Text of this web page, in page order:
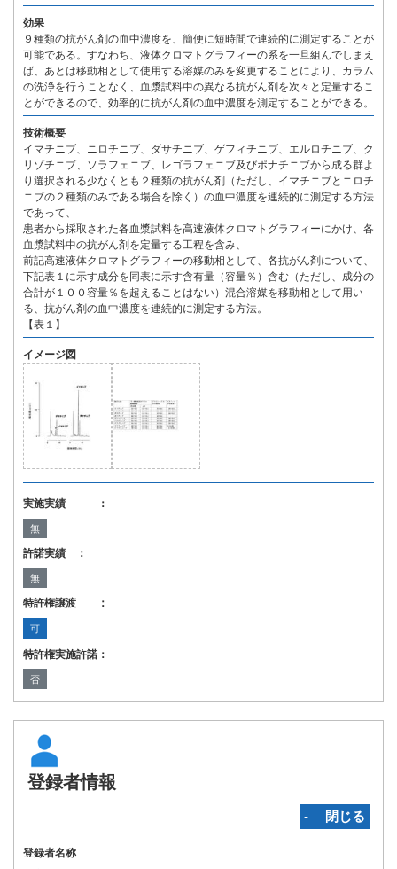
効果
９種類の抗がん剤の血中濃度を、簡便に短時間で連続的に測定することが
可能である。すなわち、液体クロマトグラフィーの系を一旦組んでしまえ
ば、あとは移動相として使用する溶媒のみを変更することにより、カラム
の洗浄を行うことなく、血漿試料中の異なる抗がん剤を次々と定量するこ
とができるので、効率的に抗がん剤の血中濃度を測定することができる。
技術概要
イマチニブ、ニロチニブ、ダサチニブ、ゲフィチニブ、エルロチニブ、ク
リゾチニブ、ソラフェニブ、レゴラフェニブ及びポナチニブから成る群よ
り選択される少なくとも２種類の抗がん剤（ただし、イマチニブとニロチ
ニブの２種類のみである場合を除く）の血中濃度を連続的に測定する方法
であって、
患者から採取された各血漿試料を高速液体クロマトグラフィーにかけ、各
血漿試料中の抗がん剤を定量する工程を含み、
前記高速液体クロマトグラフィーの移動相として、各抗がん剤について、
下記表１に示す成分を同表に示す含有量（容量％）含む（ただし、成分の
合計が１００容量％を超えることはない）混合溶媒を移動相として用い
る、抗がん剤の血中濃度を連続的に測定する方法。
【表１】
イメージ図
実施実績 ：
無
許諾実績 ：
無
特許権譲渡 ：
可
特許権実施許諾：
否
登録者情報
‐ 閉じる
登録者名称